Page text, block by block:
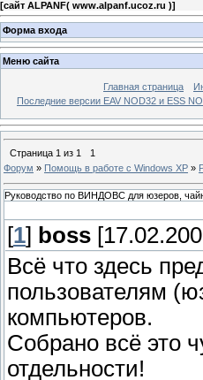
[сайт ALPANF( www.alpanf.ucoz.ru )]
Форма входа
Меню сайта
Главная страница
Последние версии EAV NOD32 и ESS
Страница 1 из 1
1
Форум » Помощь в работе с Windows XP »
Руководство по ВИНДОВС для юзеров,
[1] boss
Всё что здесь
пользователям
компьютеров.
Собрано всё это
отдельности!